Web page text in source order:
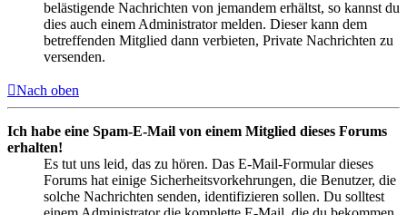
belästigende Nachrichten von jemandem erhältst, so kannst du
dies auch einem Administrator melden. Dieser kann dem
betreffenden Mitglied dann verbieten, Private Nachrichten zu
versenden.
Nach oben
Ich habe eine Spam-E-Mail von einem Mitglied dieses Forums
erhalten!
Es tut uns leid, das zu hören. Das E-Mail-Formular dieses
Forums hat einige Sicherheitsvorkehrungen, die Benutzer, die
solche Nachrichten senden, identifizieren sollen. Du solltest